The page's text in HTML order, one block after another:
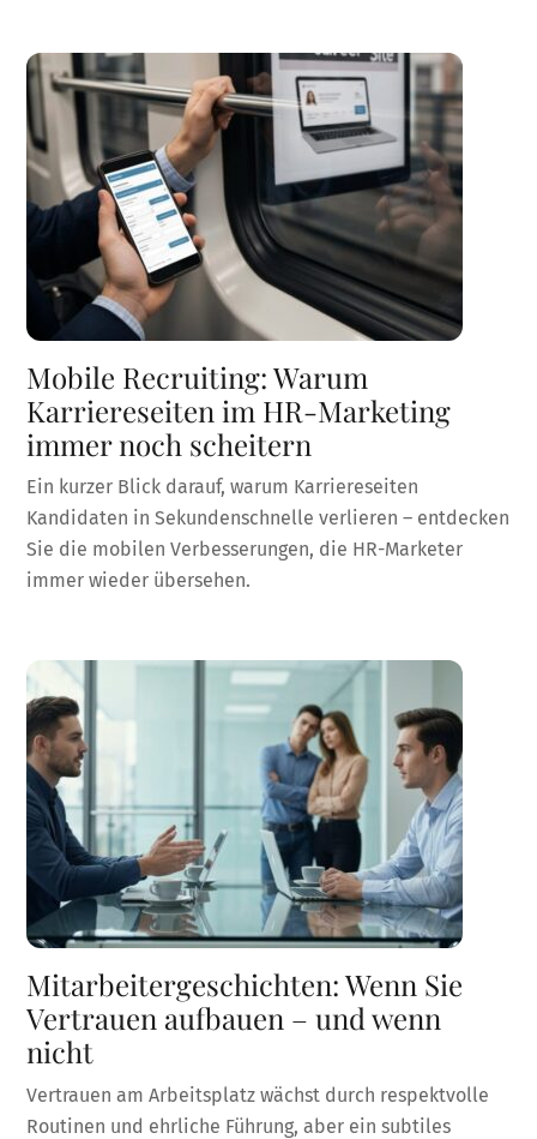
Mobile Recruiting: Warum
Karriereseiten im HR-Marketing
immer noch scheitern
Ein kurzer Blick darauf, warum Karriereseiten
Kandidaten in Sekundenschnelle verlieren – entdecken
Sie die mobilen Verbesserungen, die HR-Marketer
immer wieder übersehen.
Mitarbeitergeschichten: Wenn Sie
Vertrauen aufbauen – und wenn
nicht
Vertrauen am Arbeitsplatz wächst durch respektvolle
Routinen und ehrliche Führung, aber ein subtiles